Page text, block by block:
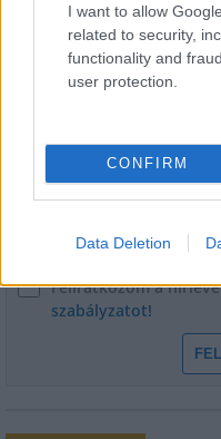
I want to allow
related to security,
functionality and
user protection.
CONFIRM
Data Deletion
HÍRLEVÉL
Név
Feliratkozom a
szabályzatot!